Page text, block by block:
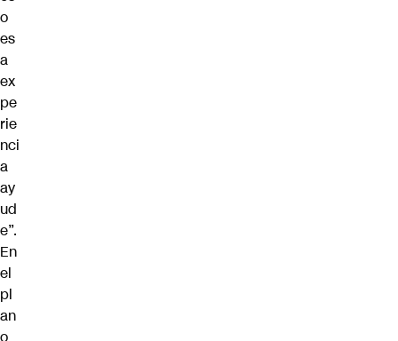
o
es
a
ex
pe
rie
nci
a
ay
ud
e”.
En
el
pl
an